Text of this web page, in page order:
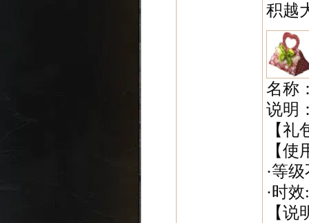
积越
名称
说明
【礼
【
·等
·时
【说